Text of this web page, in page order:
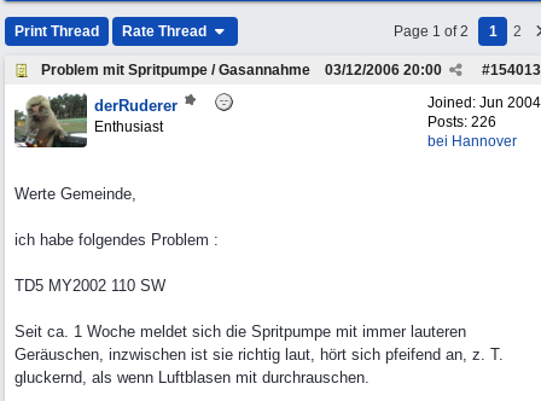
Print Thread Rate Thread Page 1 of 2 1 2
Problem mit Spritpumpe / Gasannahme #154013
03/12/2006 20:00
Joined: Jun 2004
Posts: 226
bei Hannover
derRuderer
Enthusiast
Werte Gemeinde,
ich habe folgendes Problem :
TD5 MY2002 110 SW
Seit ca. 1 Woche meldet sich die Spritpumpe mit immer lauteren
Geräuschen, inzwischen ist sie richtig laut, hört sich pfeifend an, z. T.
gluckernd, als wenn Luftblasen mit durchrauschen.